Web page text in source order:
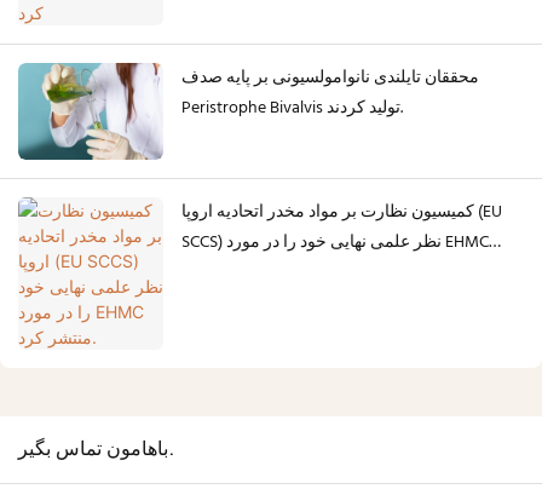
محققان تایلندی نانوامولسیونی بر پایه صدف
Peristrophe Bivalvis تولید کردند.
کمیسیون نظارت بر مواد مخدر اتحادیه اروپا (EU
SCCS) نظر علمی نهایی خود را در مورد EHMC
باهامون تماس بگير.